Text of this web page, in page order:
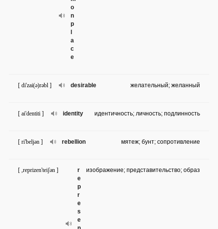
o
n
p
a
c
e
desirable
[ di'zai(ə)rəbl ] желательный; желанный
identity
[ ai'dentiti ] идентичность; личность; подлинность
rebellion
[ ri'beljən ] мятеж; бунт; сопротивление
r
e
p
r
e
s
e
[ ,reprizen'teiʃən ] изображение; представительство; образ